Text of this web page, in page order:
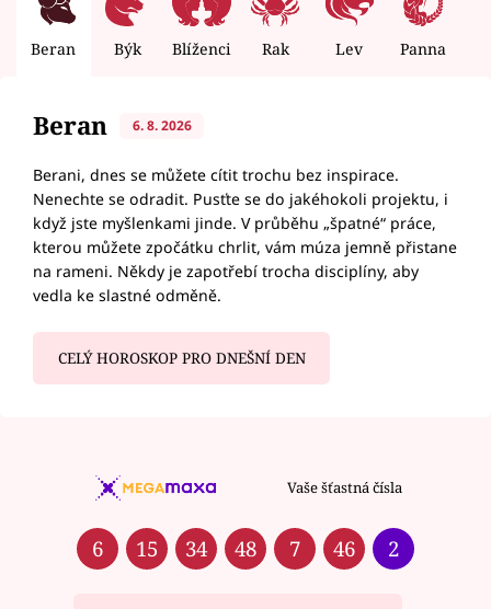
Beran Býk Blíženci Rak Lev Panna
Beran 6. 8. 2026
Berani, dnes se můžete cítit trochu bez inspirace.
Nenechte se odradit. Pusťte se do jakéhokoli projektu, i
když jste myšlenkami jinde. V průběhu „špatné“ práce,
kterou můžete zpočátku chrlit, vám múza jemně přistane
na rameni. Někdy je zapotřebí trocha disciplíny, aby
vedla ke slastné odměně.
CELÝ HOROSKOP PRO DNEŠNÍ DEN
Vaše šťastná čísla
6 15 34 48 7 46 2